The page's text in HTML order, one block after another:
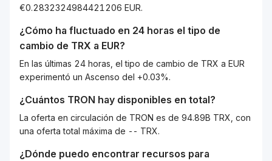
€0.2832324984421206 EUR.
¿Cómo ha fluctuado en 24 horas el tipo de
cambio de TRX a EUR?
En las últimas 24 horas, el tipo de cambio de TRX a EUR
experimentó un Ascenso del +0.03%.
¿Cuántos TRON hay disponibles en total?
La oferta en circulación de TRON es de 94.89B TRX, con
una oferta total máxima de -- TRX.
¿Dónde puedo encontrar recursos para